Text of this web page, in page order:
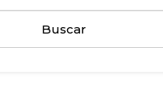
Buscar